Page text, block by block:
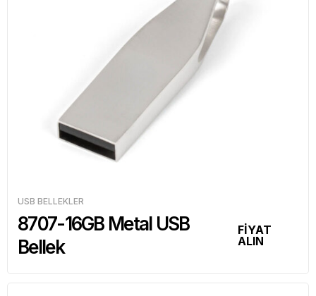
USB BELLEKLER
8707-16GB Metal USB
Bellek
FİYAT
ALIN